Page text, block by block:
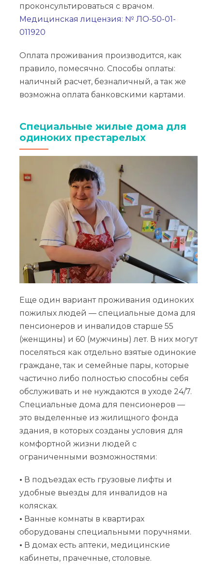
проконсультироваться с врачом.
Медицинская лицензия: № ЛО-50-01-
011920
Оплата проживания производится, как
правило, помесячно. Способы оплаты:
наличный расчет, безналичный, а так же
возможна оплата банковскими картами.
Специальные жилые дома для
одиноких престарелых
Еще один вариант проживания одиноких
пожилых людей — специальные дома для
пенсионеров и инвалидов старше 55
(женщины) и 60 (мужчины) лет. В них могут
поселяться как отдельно взятые одинокие
граждане, так и семейные пары, которые
частично либо полностью способны себя
обслуживать и не нуждаются в уходе 24/7.
Специальные дома для пенсионеров —
это выделенные из жилищного фонда
здания, в которых созданы условия для
комфортной жизни людей с
ограниченными возможностями:
• В подъездах есть грузовые лифты и
удобные выезды для инвалидов на
колясках.
• Ванные комнаты в квартирах
оборудованы специальными поручнями.
• В домах есть аптеки, медицинские
кабинеты, прачечные, столовые.